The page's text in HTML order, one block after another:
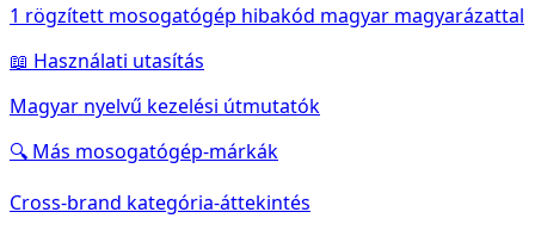
1 rögzített mosogatógép hibakód magyar magyarázattal
📖 Használati utasítás
Magyar nyelvű kezelési útmutatók
🔍 Más mosogatógép-márkák
Cross-brand kategória-áttekintés